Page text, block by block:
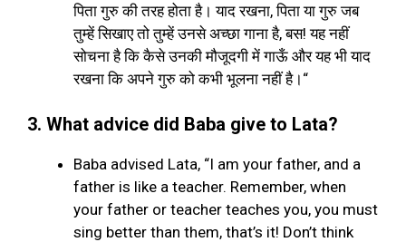
पिता गुरु की तरह होता है। याद रखना,पिता या गुरु जब
तुम्हें सिखाए तो तुम्हें उनसे अच्छा गाना है,बस!यह नहीं
सोचना है कि कैसे उनकी मौजूदगी में गाऊँ और यह भी याद
रखना कि अपने गुरु को कभी भूलना नहीं है। “
3. What advice did Baba give to Lata?
Baba advised Lata, “I am your father, and a
father is like a teacher. Remember, when
your father or teacher teaches you, you must
sing better than them, that’s it! Don’t think